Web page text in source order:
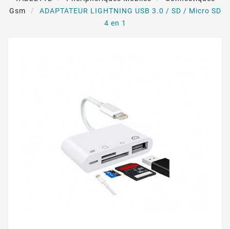
Gsm
ADAPTATEUR LIGHTNING USB 3.0 / SD / Micro SD
4 en 1